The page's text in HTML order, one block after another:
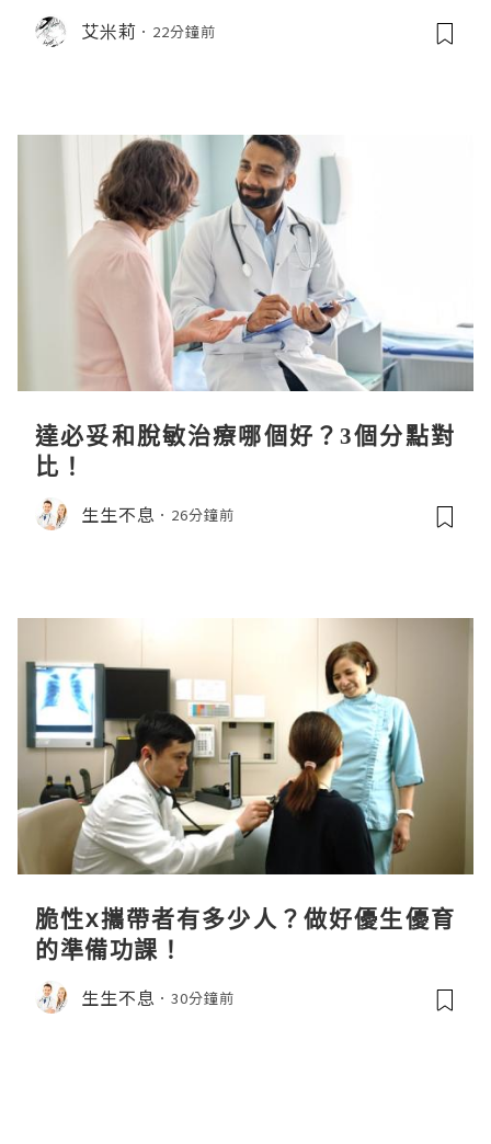
艾米莉 22分鐘前
達必妥和脫敏治療哪個好？3個分點對
比！
生生不息 26分鐘前
脆性x攜帶者有多少人？做好優生優育
的準備功課！
生生不息 30分鐘前